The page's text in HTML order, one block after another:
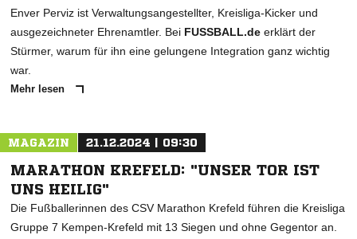
Enver Perviz ist Verwaltungsangestellter, Kreisliga-Kicker und
ausgezeichneter Ehrenamtler. Bei FUSSBALL.de erklärt der
Stürmer, warum für ihn eine gelungene Integration ganz wichtig
war.
Mehr lesen
MAGAZIN 21.12.2024 | 09:30
MARATHON KREFELD: "UNSER TOR IST
UNS HEILIG"
Die Fußballerinnen des CSV Marathon Krefeld führen die Kreisliga
Gruppe 7 Kempen-Krefeld mit 13 Siegen und ohne Gegentor an.